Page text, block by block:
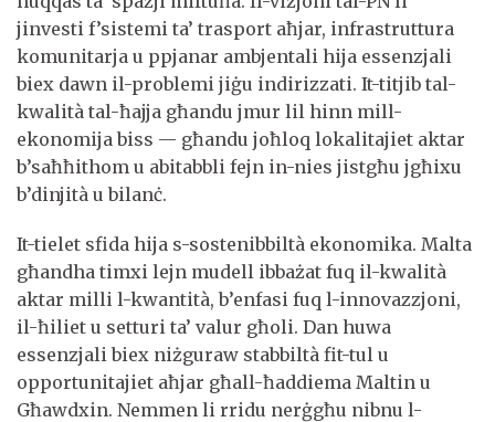
jinvesti f’sistemi ta’ trasport aħjar, infrastruttura
komunitarja u ppjanar ambjentali hija essenzjali
biex dawn il-problemi jiġu indirizzati. It-titjib tal-
kwalità tal-ħajja għandu jmur lil hinn mill-
ekonomija biss — għandu joħloq lokalitajiet aktar
b’saħħithom u abitabbli fejn in-nies jistgħu jgħixu
b’dinjità u bilanċ.
It-tielet sfida hija s-sostenibbiltà ekonomika. Malta
għandha timxi lejn mudell ibbażat fuq il-kwalità
aktar milli l-kwantità, b’enfasi fuq l-innovazzjoni,
il-ħiliet u setturi ta’ valur għoli. Dan huwa
essenzjali biex niżguraw stabbiltà fit-tul u
opportunitajiet aħjar għall-ħaddiema Maltin u
Għawdxin. Nemmen li rridu nerġgħu nibnu l-